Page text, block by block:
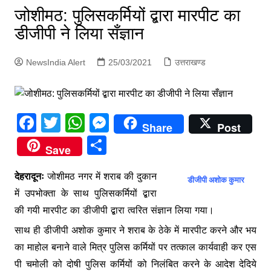
जोशीमठ: पुलिसकर्मियों द्बारा मारपीट का
डीजीपी ने लिया सँज्ञान
NewsIndia Alert 25/03/2021 उत्तराखण्ड
F
a
c
e
b
o
o
k
T
w
itt
er
W
h
at
s
A
p
p
M
e
s
e
n
g
er
Share
Post
Save
S
ar
e
डीजीपी अशोक कुमार
देहरादूनःजोशीमठ नगर में शराब की दुकान
में उपभोक्ता के साथ पुलिसकर्मियों द्बारा
की गयी मारपीट का डीजीपी द्बारा त्वरित संज्ञान लिया गया।
साथ ही डीजीपी अशोक कुमार ने शराब के ठेके में मारपीट करने और भय
का माहोल बनाने वाले मित्र पुलिस कर्मियों पर तत्काल कार्यवाही कर एस
पी चमोली को दोषी पुलिस कर्मियों को निलंबित करने के आदेश देदिये